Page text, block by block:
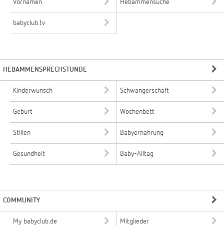
Vornamen Hebammensuche
babyclub.tv
HEBAMMENSPRECHSTUNDE
Kinderwunsch Schwangerschaft
Geburt Wochenbett
Stillen Babyernährung
Gesundheit Baby-Alltag
COMMUNITY
My babyclub.de Mitglieder